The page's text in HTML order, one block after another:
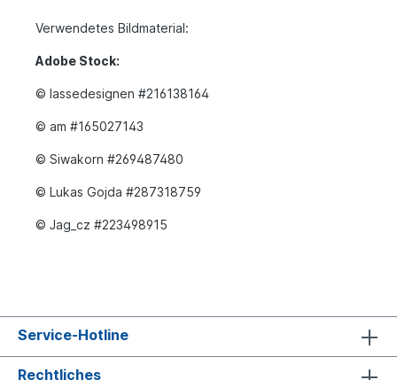
Verwendetes Bildmaterial:
Adobe Stock:
© lassedesignen #216138164
© am #165027143
© Siwakorn #269487480
© Lukas Gojda #287318759
© Jag_cz #223498915
Service-Hotline
Rechtliches